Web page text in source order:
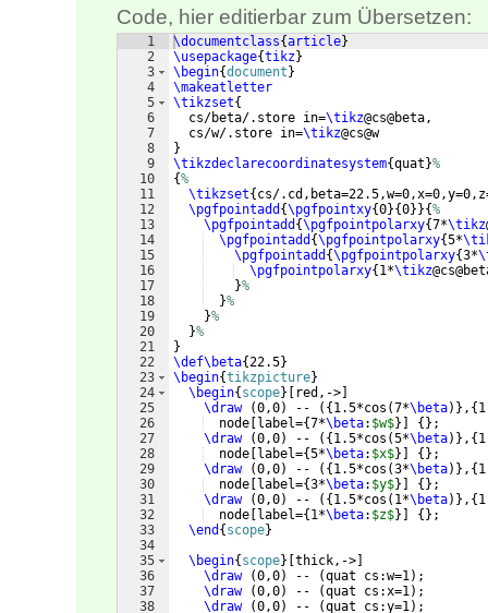
Code, hier editierbar zum Übersetzen:
1
2
3
4
5
6
7
8
9
10
11
12
13
14
15
16
17
18
19
20
21
22
23
24
25
26
27
28
29
30
31
32
33
34
35
36
37
38
\documentclass{article}
\usepackage{tikz}
\begin{document }
\makeatletter
\tikzset{
  cs/beta/.store in=
\tikz@cs@beta,
  cs/w/.store in=
\tikz@cs@w
}
\tikzdeclarecoordinatesystem{quat }%
{%
\tikzset{ cs/
\pgfpointadd {\pgfpointxy{0}{0}}{%
\pgfpointadd {\pgfpointpolarxy{7*\tikz
\pgfpointadd {\pgfpointpolarxy{5*
\pgfpointadd {\pgfpointpolarxy{3*
\pgfpointpolarxy{ 1*\tikz
}%
}%
}%
}%
}
\def\beta{22.5}
\begin{tikzpicture}
\begin{ scope} red,->
\draw
(0,0) -- ({ 1.5*cos (7*\beta)} , {
  node
label={7*\beta: $w$}] { } ;
\draw
(0,0) -- ({ 1.5*cos (5*\beta)} , {
  node
label={5*\beta: $x$}] { } ;
\draw
(0,0) -- ({ 1.5*cos (3*\beta)} , {
  node
label={3*\beta: $y$}] { } ;
\draw
(0,0) -- ({ 1.5*cos ( 1*\beta)} , {
  node
label={ 1*\beta: $z$}] { } ;
\end { scope}
\begin{ scope} thick,->
\draw
(0,0) -- (quat cs:w=1) ;
\draw
(0,0) -- (quat cs:x=1) ;
\draw
(0,0) -- (quat cs:y=1) ;